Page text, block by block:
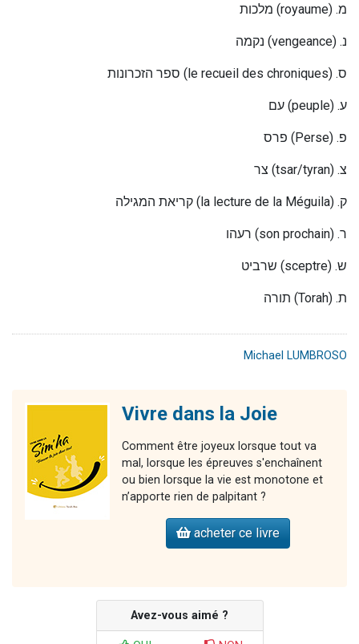
מלכות (royaume) .מ
נקמה (vengeance) .נ
ספר הזכרונות (le recueil des chroniques) .ס
עם (peuple) .ע
פרס (Perse) .פ
צר (tsar/tyran) .צ
(la lecture de la Méguila) .ק
רעהו (son prochain) .ר
שרביט (sceptre) .ש
תורה (Torah) .ת
Michael LUMBROSO
Vivre dans la Joie
Comment être joyeux lorsque tout va
mal, lorsque les épreuves s'enchaînent
ou bien lorsque la vie est monotone et
n’apporte rien de palpitant ?
acheter ce livre
Avez-vous aimé ?